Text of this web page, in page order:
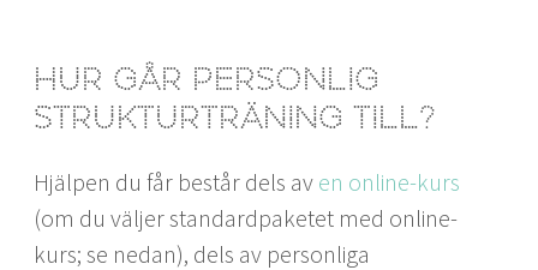
Hur går personlig
strukturträning till?
Hjälpen du får består dels av en online-kurs
(om du väljer standardpaketet med online-
kurs; se nedan), dels av personliga